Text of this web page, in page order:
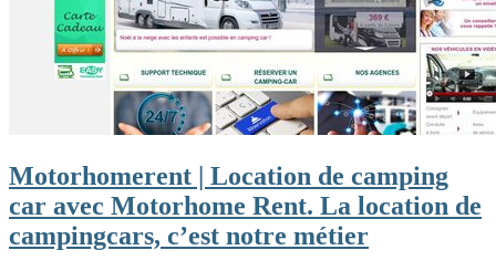
Motorhomerent | Location de camping
car avec Motorhome Rent. La location de
campingcars, c’est notre métier